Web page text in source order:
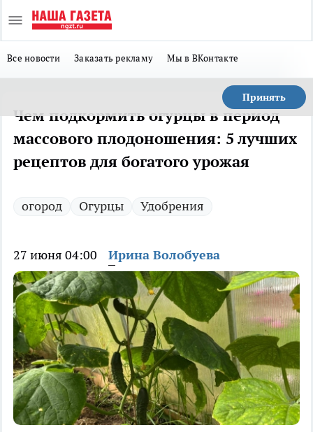
Все новости Заказать рекламу Мы в ВКонтакте
Принять
Чем подкормить огурцы в период
массового плодоношения: 5 лучших
рецептов для богатого урожая
огород Огурцы Удобрения
27 июня 04:00 Ирина Волобуева